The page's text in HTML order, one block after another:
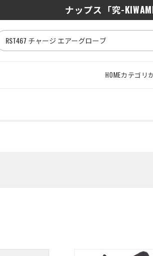
ナップス「究-
SENA J30/J10を徹底比較
HOMEカテゴリ